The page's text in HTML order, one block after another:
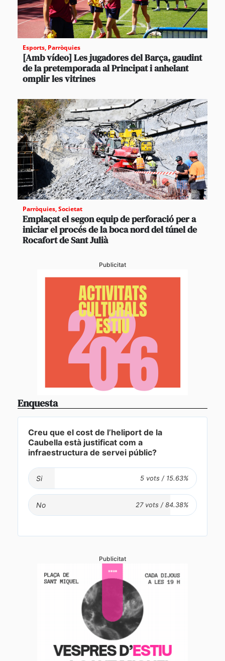
Esports, Parròquies
[Amb vídeo] Les jugadores del Barça, gaudint
de la pretemporada al Principat i anhelant
omplir les vitrines
Parròquies,Societat
Emplaçat el segon equip de perforació per a
iniciar el procés de la boca nord del túnel de
Rocafort de Sant Julià
Publicitat
Enquesta
Creu que el cost de l’heliport de la
Caubella està justificat com a
infraestructura de servei públic?
Si
No
Publicitat